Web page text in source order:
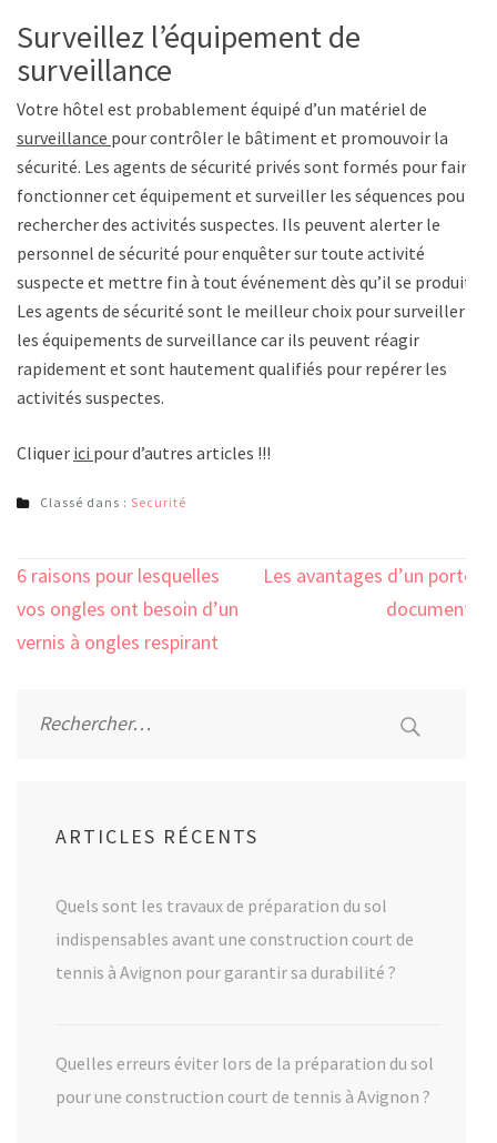
Surveillez l’équipement de
surveillance
Votre hôtel est probablement équipé d’un matériel de
surveillance pour contrôler le bâtiment et promouvoir la
sécurité. Les agents de sécurité privés sont formés pour faire
fonctionner cet équipement et surveiller les séquences pour
rechercher des activités suspectes. Ils peuvent alerter le
personnel de sécurité pour enquêter sur toute activité
suspecte et mettre fin à tout événement dès qu’il se produit.
Les agents de sécurité sont le meilleur choix pour surveiller
les équipements de surveillance car ils peuvent réagir
rapidement et sont hautement qualifiés pour repérer les
activités suspectes.
Cliquer ici pour d’autres articles !!!
Classé dans : Securité
Navigation
de
l’article
6 raisons pour lesquelles
vos ongles ont besoin d’un
vernis à ongles respirant
Les avantages d’un porte-
documents
ARTICLES RÉCENTS
Quels sont les travaux de préparation du sol
indispensables avant une construction court de
tennis à Avignon pour garantir sa durabilité ?
Quelles erreurs éviter lors de la préparation du sol
pour une construction court de tennis à Avignon ?